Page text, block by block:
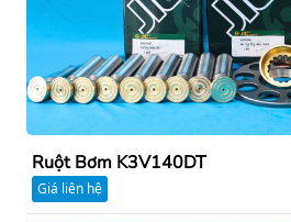
Ruột Bơm K3V140DT
Giá liên hệ